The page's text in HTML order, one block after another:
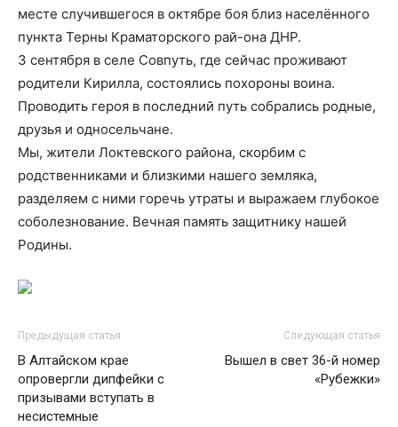
месте случившегося в октябре боя близ населённого
пункта Терны Краматорского рай-она ДНР.
3 сентября в селе Совпуть, где сейчас проживают
родители Кирилла, состоялись похороны воина.
Проводить героя в последний путь собрались родные,
друзья и односельчане.
Мы, жители Локтевского района, скорбим с
родственниками и близкими нашего земляка,
разделяем с ними горечь утраты и выражаем глубокое
соболезнование. Вечная память защитнику нашей
Родины.
Предыдущая статья
В Алтайском крае
опровергли дипфейки с
призывами вступать в
несистемные
Следующая статья
Вышел в свет 36-й номер
«Рубежки»